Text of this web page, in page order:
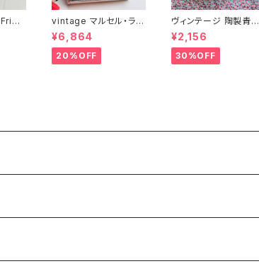
vintage マルセル・ラン
デール嬢 額装 wall-d
ecor
¥6,864
20%OFF
ヴィンテージ 陶製青い
フクロウ貯金箱
¥2,156
30%OFF